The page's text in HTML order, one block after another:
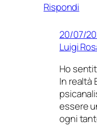
Rispondi
20/07/
Luigi
Ho
In realtà
essere
ogni